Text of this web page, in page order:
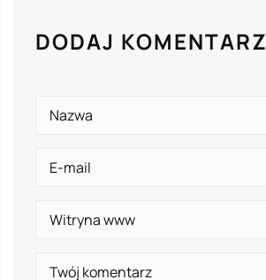
DODAJ KOMENTARZ